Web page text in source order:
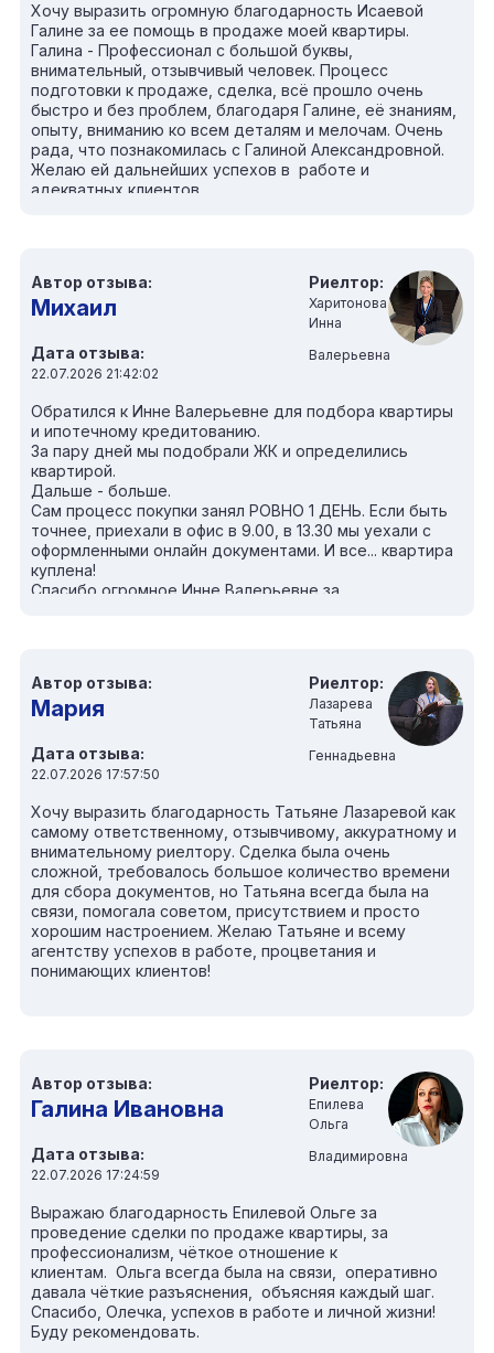
Хочу выразить огромную благодарность Исаевой
Галине за ее помощь в продаже моей квартиры.
Галина - Профессионал с большой буквы,
внимательный, отзывчивый человек. Процесс
подготовки к продаже, сделка, всё прошло очень
быстро и без проблем, благодаря Галине, её знаниям,
опыту, вниманию ко всем деталям и мелочам. Очень
рада, что познакомилась с Галиной Александровной.
Желаю ей дальнейших успехов в работе и
адекватных клиентов.
Автор отзыва:
Михаил
Дата отзыва:
22.07.2026 21:42:02
Риелтор:
Харитонова
Инна
Валерьевна
Обратился к Инне Валерьевне для подбора квартиры
и ипотечному кредитованию.
За пару дней мы подобрали ЖК и определились
квартирой.
Дальше - больше.
Сам процесс покупки занял РОВНО 1 ДЕНЬ. Если быть
точнее, приехали в офис в 9.00, в 13.30 мы уехали с
оформленными онлайн документами. И все... квартира
куплена!
Спасибо огромное Инне Валерьевне за
Автор отзыва:
Мария
Дата отзыва:
22.07.2026 17:57:50
Риелтор:
Лазарева
Татьяна
Геннадьевна
Хочу выразить благодарность Татьяне Лазаревой как
самому ответственному, отзывчивому, аккуратному и
внимательному риелтору. Сделка была очень
сложной, требовалось большое количество времени
для сбора документов, но Татьяна всегда была на
связи, помогала советом, присутствием и просто
хорошим настроением. Желаю Татьяне и всему
агентству успехов в работе, процветания и
понимающих клиентов!
Автор отзыва:
Галина Ивановна
Дата отзыва:
22.07.2026 17:24:59
Риелтор:
Епилева
Ольга
Владимировна
Выражаю благодарность Епилевой Ольге за
проведение сделки по продаже квартиры, за
профессионализм, чёткое отношение к
клиентам. Ольга всегда была на связи, оперативно
давала чёткие разъяснения, объясняя каждый шаг.
Спасибо, Олечка, успехов в работе и личной жизни!
Буду рекомендовать.